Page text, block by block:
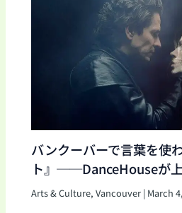
バンクーバーで言葉を使
ト』──DanceHouseが
Arts & Culture,Vancouver | March